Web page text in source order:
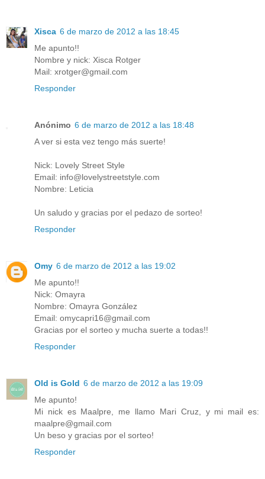
Xisca 6 de marzo de 2012 a las 18:45
Me apunto!!
Nombre y nick: Xisca Rotger
Mail: xrotger@gmail.com
Responder
Anónimo 6 de marzo de 2012 a las 18:48
A ver si esta vez tengo más suerte!
Nick: Lovely Street Style
Email: info@lovelystreetstyle.com
Nombre: Leticia
Un saludo y gracias por el pedazo de sorteo!
Responder
Omy 6 de marzo de 2012 a las 19:02
Me apunto!!
Nick: Omayra
Nombre: Omayra González
Email: omycapri16@gmail.com
Gracias por el sorteo y mucha suerte a todas!!
Responder
Old is Gold 6 de marzo de 2012 a las 19:09
Me apunto!
Mi nick es Maalpre, me llamo Mari Cruz, y mi mail es:
maalpre@gmail.com
Un beso y gracias por el sorteo!
Responder